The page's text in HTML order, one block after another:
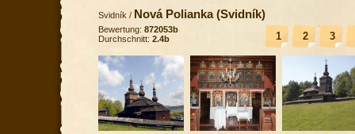
Svidník / Nová Polianka (Svidník)
1 2 3
Bewertung: 872053b
Durchschnitt: 2.4b